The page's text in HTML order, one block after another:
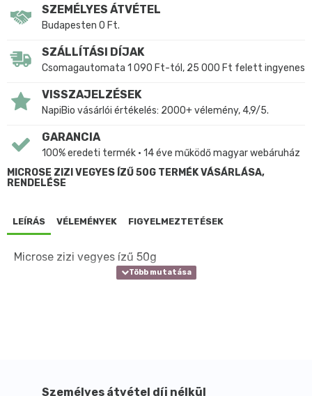
SZEMÉLYES ÁTVÉTEL
Budapesten 0 Ft.
SZÁLLÍTÁSI DÍJAK
Csomagautomata 1 090 Ft-tól, 25 000 Ft felett ingyenes
VISSZAJELZÉSEK
NapiBio vásárlói értékelés: 2000+ vélemény, 4,9/5.
GARANCIA
100% eredeti termék • 14 éve működő magyar webáruház
MICROSE ZIZI VEGYES ÍZŰ 50G TERMÉK VÁSÁRLÁSA,
RENDELÉSE
LEÍRÁS VÉLEMÉNYEK FIGYELMEZTETÉSEK
Microse zizi vegyes ízű 50g
Személyes átvétel díj nélkül